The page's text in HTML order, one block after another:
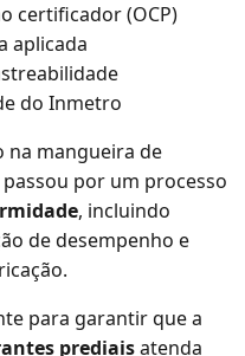
certificador (OCP)
aplicada
do Inmetro
na mangueira de
por um processo
, incluindo
de desempenho e
para garantir que a
prediaisatenda